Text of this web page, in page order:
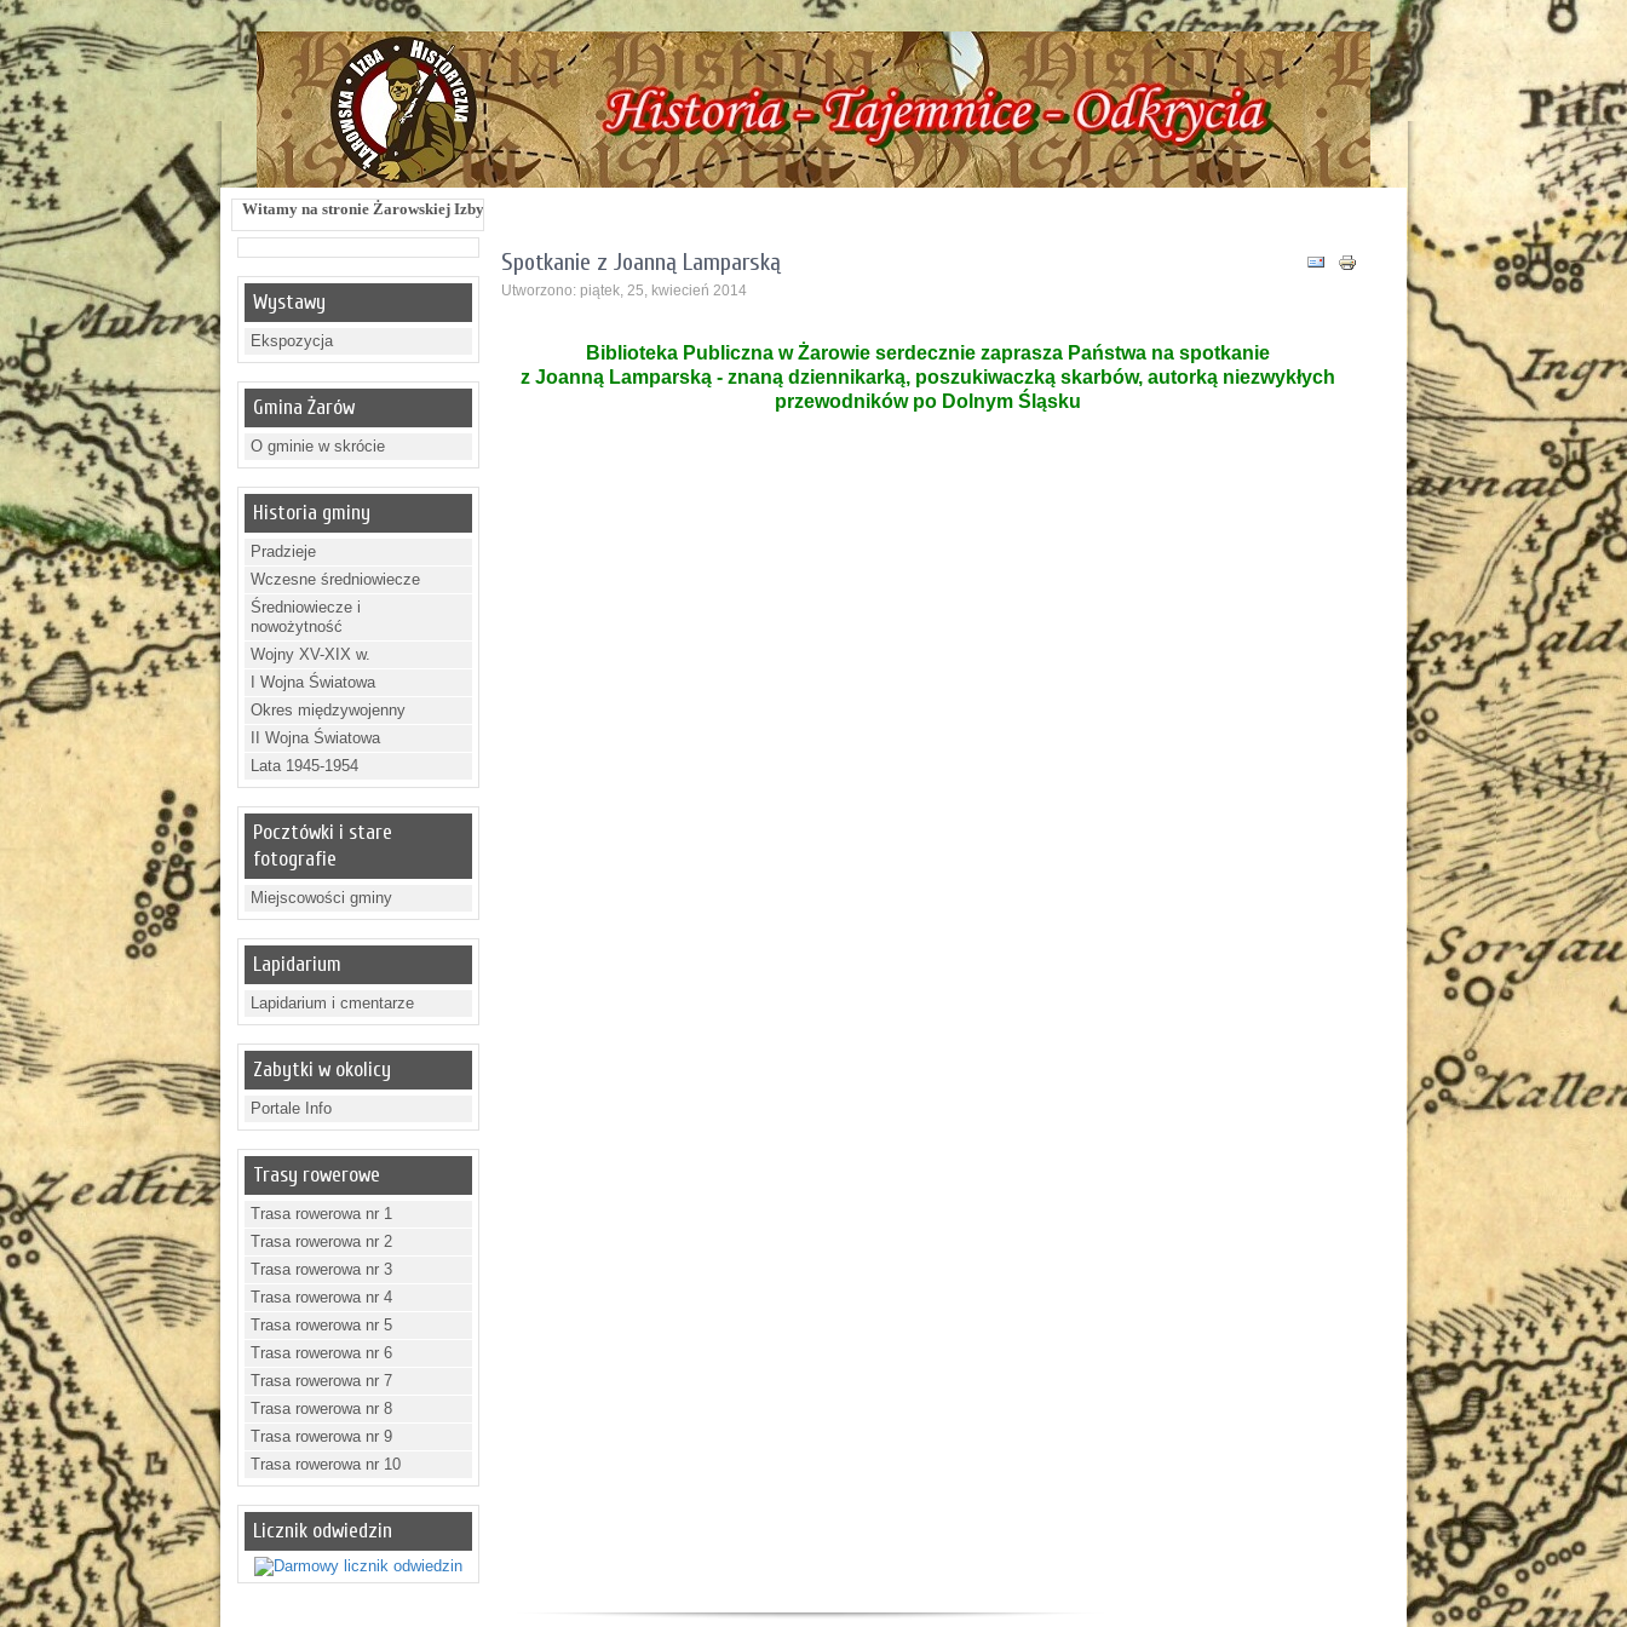
Witamy na stronie Żarowskiej Izby Historycznej !!! Żarowska Izba Historyczna, ul. Dworcowa 3 !!! e-mail: izbazarow@wp.pl, tel. 537-481-116 !!! Historia - Tajemnice - Odkrycia !!!
Wystawy
Ekspozycja
Gmina Żarów
O gminie w skrócie
Historia gminy
Pradzieje
Wczesne średniowiecze
Średniowiecze i
nowożytność
Wojny XV-XIX w.
I Wojna Światowa
Okres międzywojenny
II Wojna Światowa
Lata 1945-1954
Pocztówki i stare
fotografie
Miejscowości gminy
Lapidarium
Lapidarium i cmentarze
Zabytki w okolicy
Portale Info
Trasy rowerowe
Trasa rowerowa nr 1
Trasa rowerowa nr 2
Trasa rowerowa nr 3
Trasa rowerowa nr 4
Trasa rowerowa nr 5
Trasa rowerowa nr 6
Trasa rowerowa nr 7
Trasa rowerowa nr 8
Trasa rowerowa nr 9
Trasa rowerowa nr 10
Licznik odwiedzin
Spotkanie z Joanną Lamparską
Utworzono: piątek, 25, kwiecień 2014
Biblioteka Publiczna w Żarowie serdecznie zaprasza Państwa na spotkanie
z Joanną Lamparską - znaną dziennikarką, poszukiwaczką skarbów, autorką niezwykłych
przewodników po Dolnym Śląsku